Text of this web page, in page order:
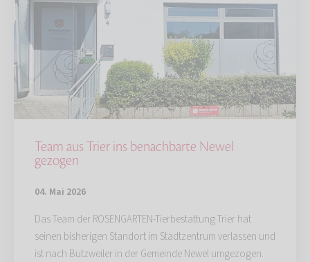
Team aus Trier ins benachbarte Newel
gezogen
04. Mai 2026
Das Team der ROSENGARTEN-Tierbestattung Trier hat
seinen bisherigen Standort im Stadtzentrum verlassen und
ist nach Butzweiler in der Gemeinde Newel umgezogen.